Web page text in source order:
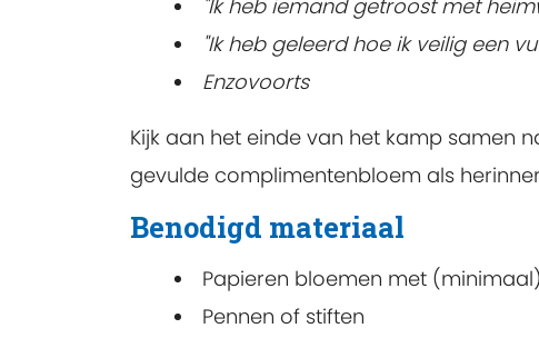
"Ik heb iemand getroost met
"Ik heb geleerd hoe ik veilig een
Enzovoorts
Kijk aan het einde van het kamp samen
gevulde complimentenbloem als
Benodigd materiaal
Papieren bloemen met
Pennen of stiften